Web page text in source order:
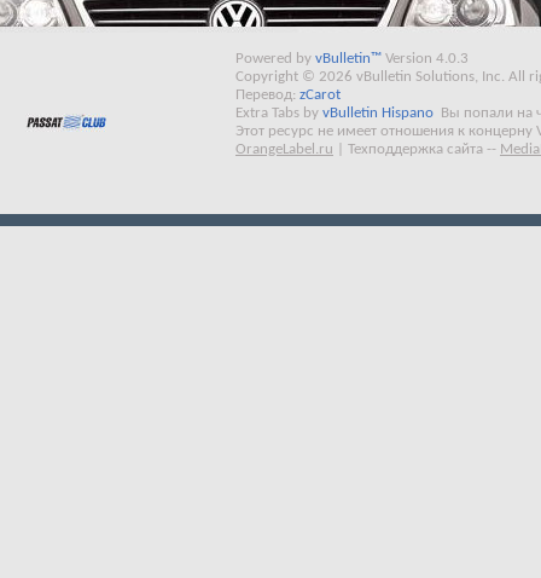
Powered by vBulletin™ Version 4.0.3
Copyright © 2026 vBulletin Solutions, Inc. All
Перевод: zCarot
Extra Tabs by vBulletin Hispano
Вы попали на
Этот ресурс не имеет отношения к концерну
OrangeLabel.ru
Техподдержка сайта --